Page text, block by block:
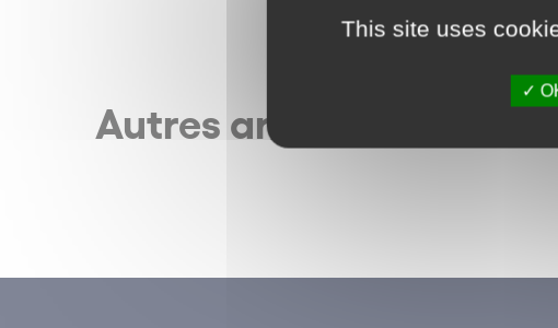
Autres articles
This site uses